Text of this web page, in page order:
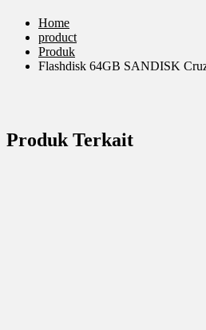
Home
product
Produk
Flashdisk 64GB SANDISK
Produk Terkait